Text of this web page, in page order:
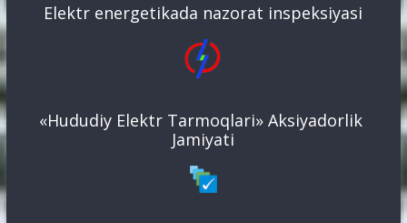
Elektr energetikada nazorat inspeksiyasi
«Hududiy Elektr Tarmoqlari» Aksiyadorlik
Jamiyati